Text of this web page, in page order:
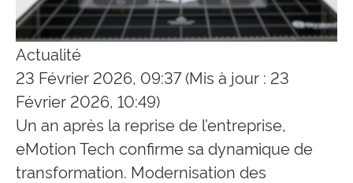
Actualité
23 Février 2026, 09:37(Mis à jour : 23
Février 2026, 10:49)
Un an après la reprise de l’entreprise,
eMotion Tech confirme sa dynamique de
transformation. Modernisation des